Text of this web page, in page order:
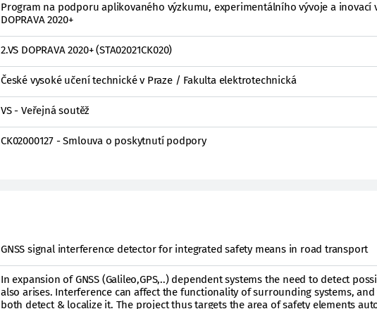
Program na podporu aplikovaného výzkumu, experimentálního vývoje a inovací
DOPRAVA 2020+
2.VS DOPRAVA 2020+ (STA02021CK020)
České vysoké učení technické v Praze / Fakulta elektrotechnická
VS - Veřejná soutěž
CK02000127 - Smlouva o poskytnutí podpory
GNSS signal interference detector for integrated safety means in road transport
In expansion of GNSS (Galileo,GPS,..) dependent systems the need to detect
also arises. Interference can affect the functionality of surrounding systems,
both detect & localize it. The project thus targets the area of safety elements